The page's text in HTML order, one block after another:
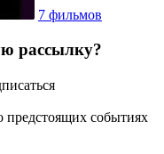
7 фильмов
рассылку?
предстоящих событиях